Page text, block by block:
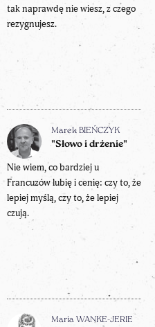
tak naprawdę nie wiesz, z czego
rezygnujesz.
Marek BIEŃCZYK
"Słowo i drżenie"
Nie wiem, co bardziej u
Francuzów lubię i cenię: czy to, że
lepiej myślą, czy to, że lepiej
czują.
Maria WANKE-JERIE